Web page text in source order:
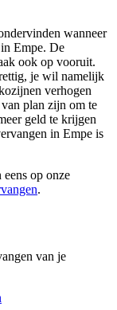
wanneer
Empe. De
ook op vooruit.
je wil namelijk
verhogen
plan zijn om te
geld te krijgen
in Empe is
op onze
.
van je